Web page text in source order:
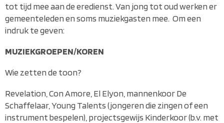
tot tijd mee aan de eredienst. Van jong tot oud werken er
gemeenteleden en soms muziekgasten mee. Om een
indruk te geven:
MUZIEKGROEPEN/KOREN
Wie zetten de toon?
Revelation, Con Amore, El Elyon, mannenkoor De
Schaffelaar, Young Talents (jongeren die zingen of een
instrument bespelen), projectsgewijs Kinderkoor (b.v. met